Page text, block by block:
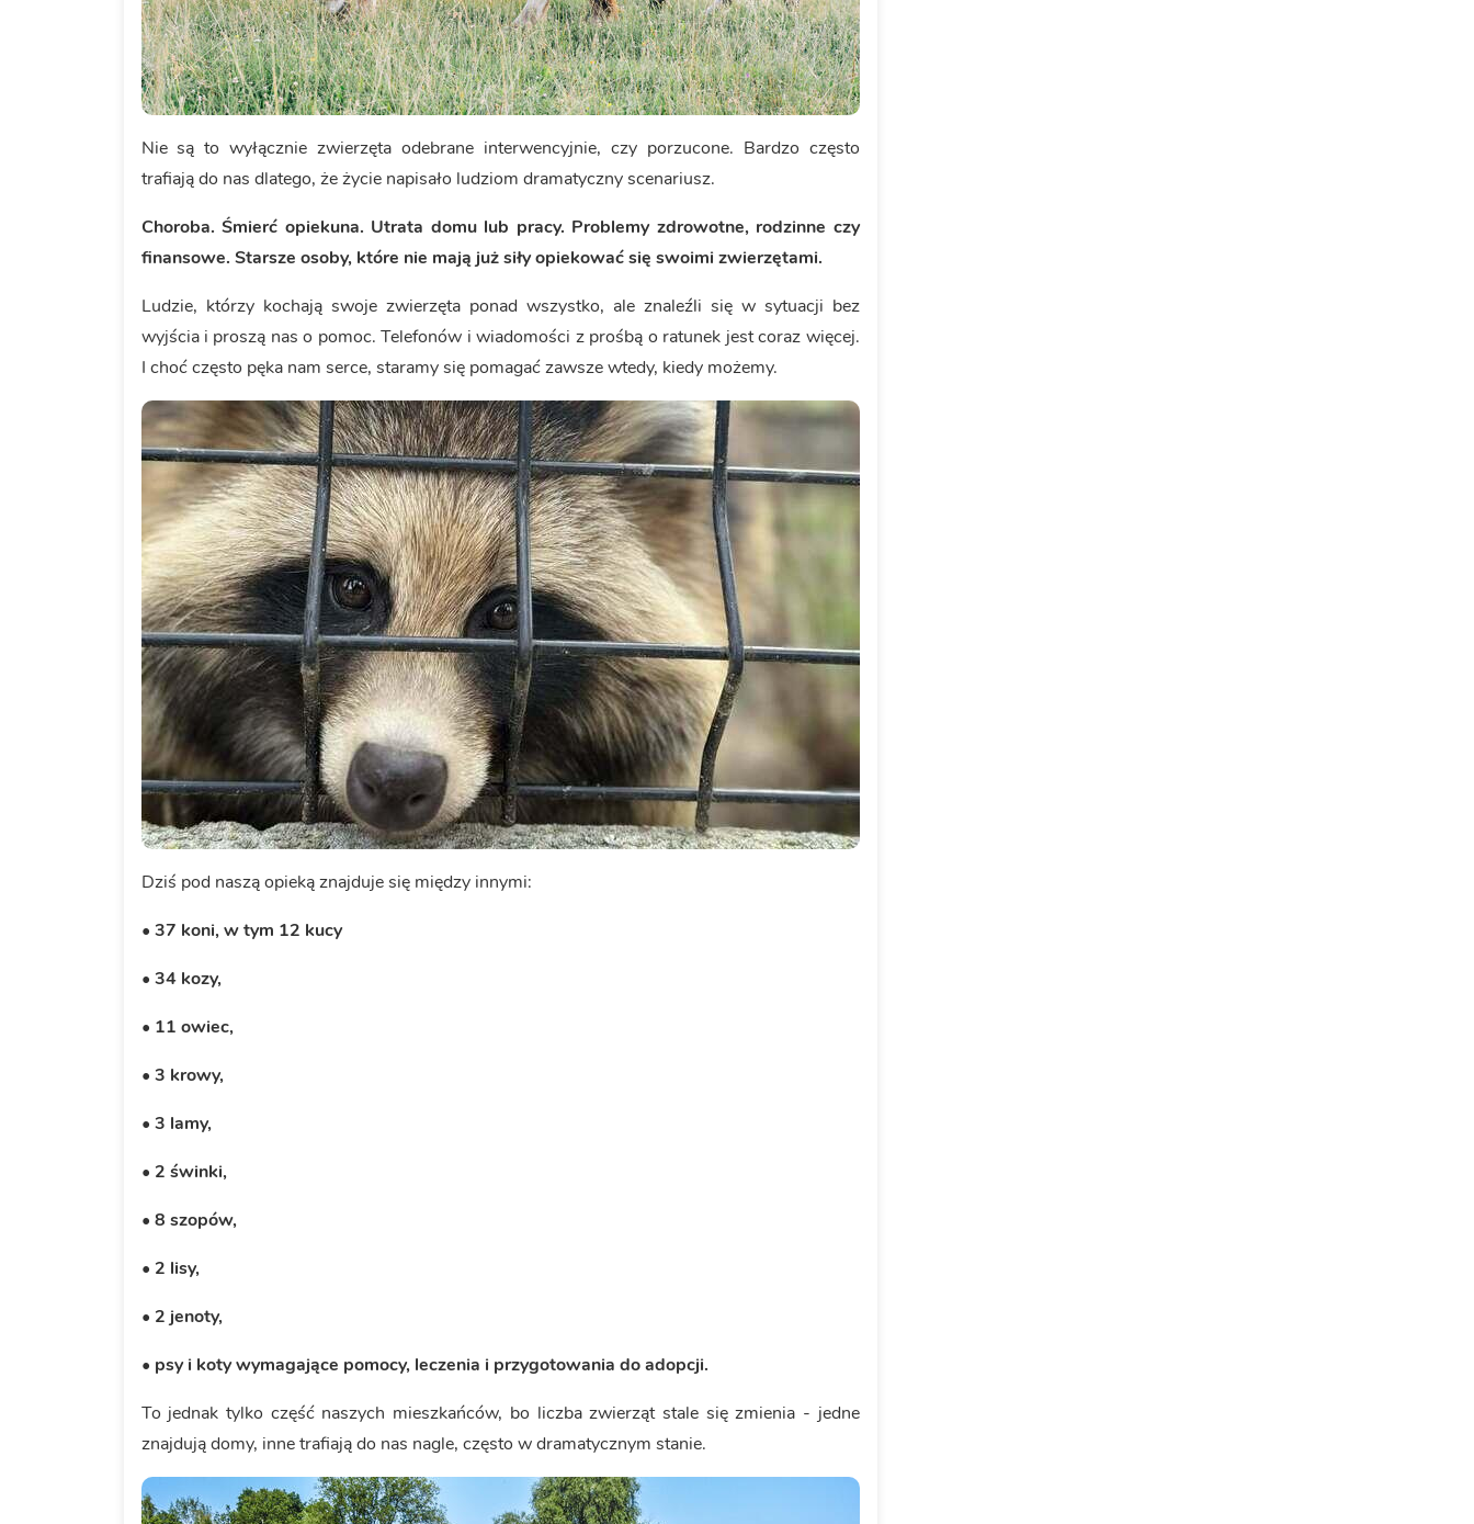
Nie są to wyłącznie zwierzęta odebrane interwencyjnie, czy porzucone. Bardzo często
trafiają do nas dlatego, że życie napisało ludziom dramatyczny scenariusz.
Choroba.Śmierć opiekuna. Utrata domu lub pracy. Problemy zdrowotne, rodzinne czy
finansowe. Starsze osoby, które nie mają już siły opiekować się swoimi zwierzętami.
Ludzie, którzy kochają swoje zwierzęta ponad wszystko, ale znaleźli się w sytuacji bez
wyjścia i proszą nas o pomoc. Telefonów i wiadomości z prośbą o ratunek jest coraz więcej.
I choć często pęka nam serce, staramy się pomagać zawsze wtedy, kiedy możemy.
Dziś pod naszą opieką znajduje się między innymi:
• 37 koni, w tym 12 kucy
• 34 kozy,
• 11 owiec,
• 3 krowy,
• 3 lamy,
• 2 świnki,
• 8 szopów,
• 2 lisy,
• 2 jenoty,
• psy i koty wymagające pomocy, leczenia i przygotowania do adopcji.
To jednak tylko część naszych mieszkańców, bo liczba zwierząt stale się zmienia - jedne
znajdują domy, inne trafiają do nas nagle, często w dramatycznym stanie.